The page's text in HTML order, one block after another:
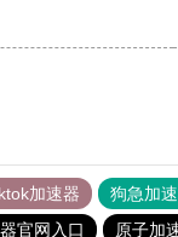
加速器 狗急加
官网入口 原子加